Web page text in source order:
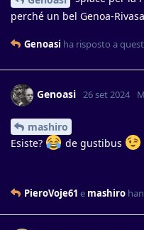
perché un bel Genoa-
Genoasi ha risposto a
Genoasi 26 set 2024
mashiro
Esiste?
de gustibus
PieroVoje61 e mashiro